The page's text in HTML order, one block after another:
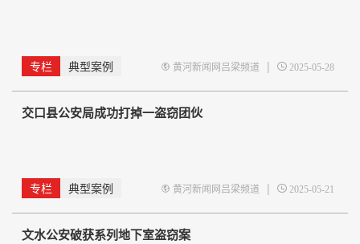
专栏 典型案例 黄河新闻网吕梁频道 | 2025-05-28
交口县公安局成功打掉一盗窃团伙
专栏 典型案例 黄河新闻网吕梁频道 | 2025-05-21
文水公安破获系列地下室盗窃案